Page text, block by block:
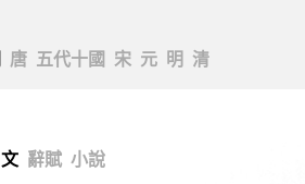
唐 五代十國 宋 元 明 清
文 辭賦 小說